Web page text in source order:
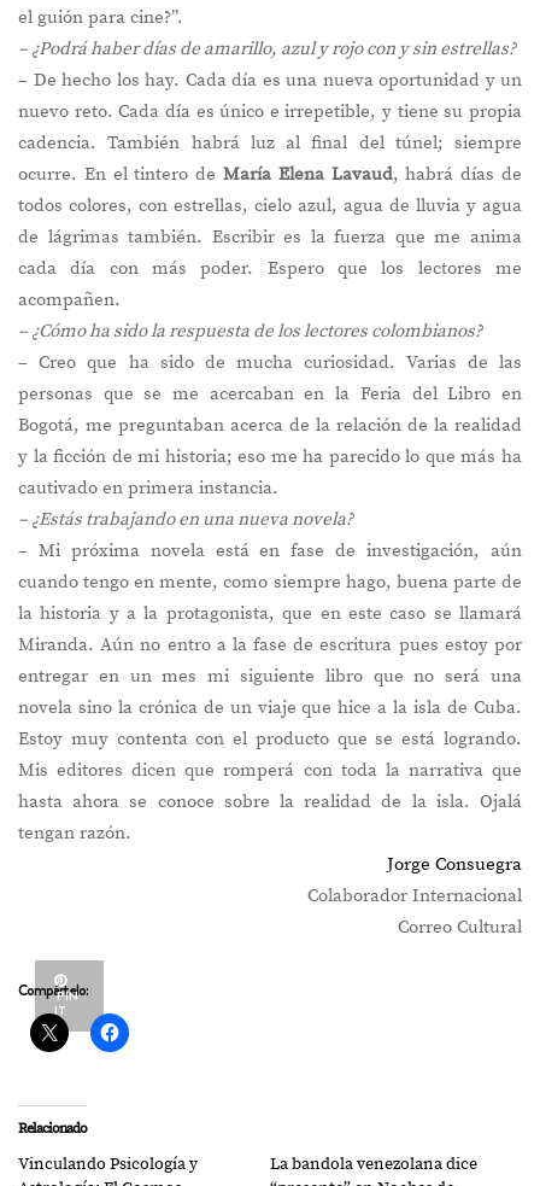
el guión para cine?”.
– ¿Podrá haber días de amarillo, azul y rojo con y sin estrellas?
– De hecho los hay. Cada día es una nueva oportunidad y un
nuevo reto. Cada día es único e irrepetible, y tiene su propia
cadencia. También habrá luz al final del túnel; siempre
ocurre. En el tintero de María Elena Lavaud, habrá días de
todos colores, con estrellas, cielo azul, agua de lluvia y agua
de lágrimas también. Escribir es la fuerza que me anima
cada día con más poder. Espero que los lectores me
acompañen.
– ¿Cómo ha sido la respuesta de los lectores colombianos?
– Creo que ha sido de mucha curiosidad. Varias de las
personas que se me acercaban en la Feria del Libro en
Bogotá, me preguntaban acerca de la relación de la realidad
y la ficción de mi historia; eso me ha parecido lo que más ha
cautivado en primera instancia.
– ¿Estás trabajando en una nueva novela?
– Mi próxima novela está en fase de investigación, aún
cuando tengo en mente, como siempre hago, buena parte de
la historia y a la protagonista, que en este caso se llamará
Miranda. Aún no entro a la fase de escritura pues estoy por
entregar en un mes mi siguiente libro que no será una
novela sino la crónica de un viaje que hice a la isla de Cuba.
Estoy muy contenta con el producto que se está logrando.
Mis editores dicen que romperá con toda la narrativa que
hasta ahora se conoce sobre la realidad de la isla. Ojalá
tengan razón.
Jorge Consuegra
Colaborador Internacional
Correo Cultural
PIN
IT
Compártelo:
Relacionado
Vinculando Psicología y
La bandola venezolana dice